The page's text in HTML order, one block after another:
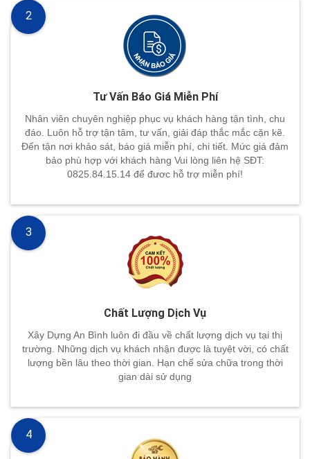
Tư Vấn Báo Giá Miễn Phí
Nhân viên chuyên nghiệp phục vụ khách hàng tận tình, chu
đáo. Luôn hỗ trợ tận tâm, tư vấn, giải đáp thắc mắc cặn kẽ.
Đến tận nơi khảo sát, báo giá miễn phí, chi tiết. Mức giá đảm
bảo phù hợp với khách hàng Vui lòng liên hệ SĐT:
0825.84.15.14 để đươc hỗ trợ miễn phí!
2
Chất Lượng Dịch Vụ
Xây Dựng An Bình luôn đi đầu về chất lượng dịch vụ tại thị
trường. Những dịch vụ khách nhận được là tuyệt vời, có chất
lượng bền lâu theo thời gian. Hạn chế sửa chữa trong thời
gian dài sử dụng
3
4